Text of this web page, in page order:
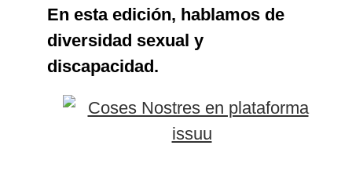
En esta edición, hablamos de
diversidad sexual y
discapacidad.